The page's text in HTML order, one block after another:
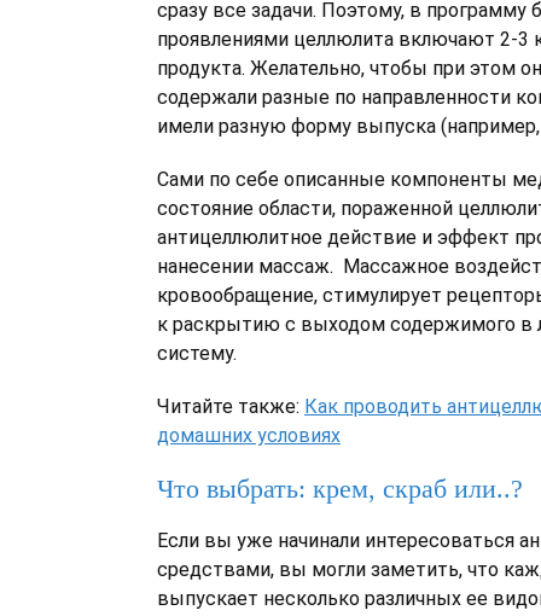
сразу все задачи. Поэтому, в программу
проявлениями целлюлита включают 2-3
продукта. Желательно, чтобы при этом
содержали разные по направленности
имели разную форму выпуска
Сами по себе описанные компоненты
состояние области, пораженной
антицеллюлитное действие и эффект
нанесении массаж. Массажное
кровообращение, стимулирует
к раскрытию с выходом содержимого в
систему.
Читайте также: Как проводить
домашних условиях
Что выбрать: крем, скраб или..?
Если вы уже начинали интересоваться
средствами, вы могли заметить, что
выпускает несколько различных ее